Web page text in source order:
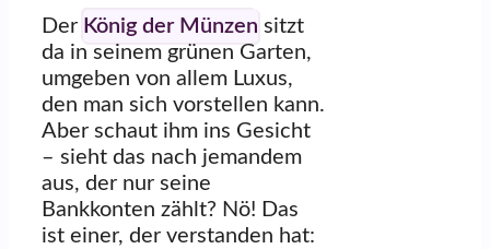
Der König der Münzen sitzt
da in seinem grünen Garten,
umgeben von allem Luxus,
den man sich vorstellen kann.
Aber schaut ihm ins Gesicht
– sieht das nach jemandem
aus, der nur seine
Bankkonten zählt? Nö! Das
ist einer, der verstanden hat: